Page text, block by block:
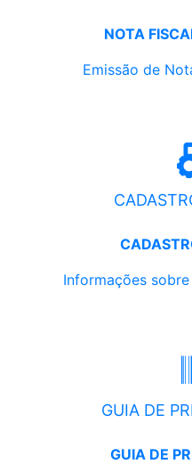
NOTA
Emissão de
Informações
GUIA DE
GUIA DE